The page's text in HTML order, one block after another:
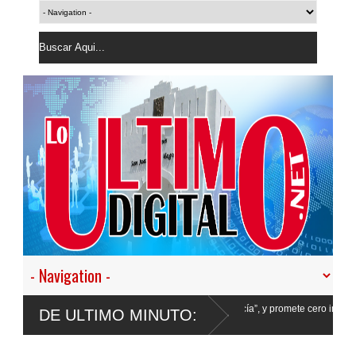
DE ULTIMO MINUTO:
nuestro empeño de transformar la Policía”, y promete cero impunidad ante